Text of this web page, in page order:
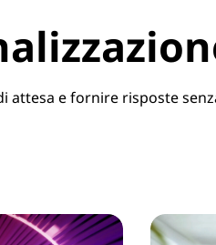
e fornire risposte